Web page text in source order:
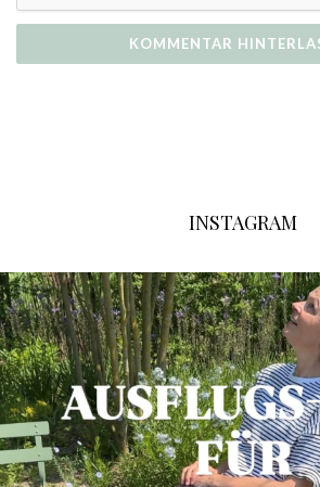
INSTAGRAM